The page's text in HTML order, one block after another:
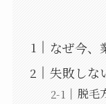
なぜ今、
失敗しな
脱毛